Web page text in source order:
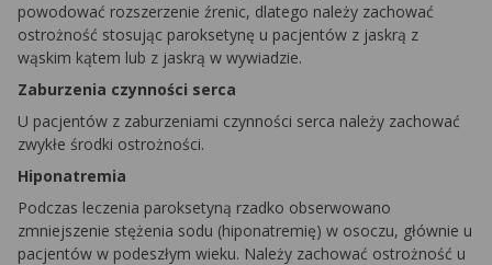
powodować rozszerzenie źrenic, dlatego należy zachować
ostrożność stosując paroksetynę u pacjentów z jaskrą z
wąskim kątem lub z jaskrą w wywiadzie.
Zaburzenia czynności serca
U pacjentów z zaburzeniami czynności serca należy zachować
zwykłe środki ostrożności.
Hiponatremia
Podczas leczenia paroksetyną rzadko obserwowano
zmniejszenie stężenia sodu (hiponatremię) w osoczu, głównie u
pacjentów w podeszłym wieku. Należy zachować ostrożność u